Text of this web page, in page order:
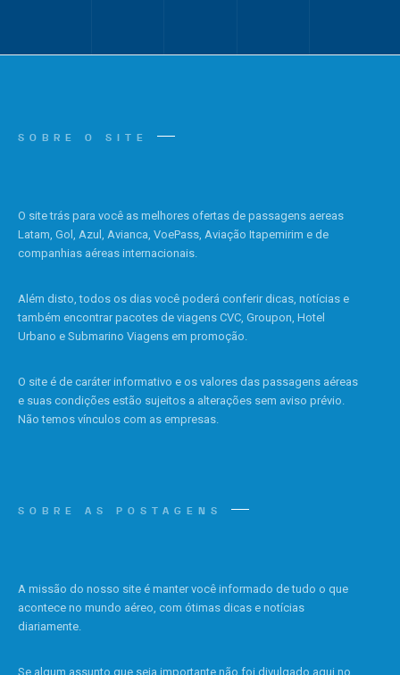
SOBRE O SITE
O site trás para você as melhores ofertas de passagens aereas
Latam, Gol, Azul, Avianca, VoePass, Aviação Itapemirim e de
companhias aéreas internacionais.
Além disto, todos os dias você poderá conferir dicas, notícias e
também encontrar pacotes de viagens CVC, Groupon, Hotel
Urbano e Submarino Viagens em promoção.
O site é de caráter informativo e os valores das passagens aéreas
e suas condições estão sujeitos a alterações sem aviso prévio.
Não temos vínculos com as empresas.
SOBRE AS POSTAGENS
A missão do nosso site é manter você informado de tudo o que
acontece no mundo aéreo, com ótimas dicas e notícias
diariamente.
Se algum assunto que seja importante não foi divulgado aqui no